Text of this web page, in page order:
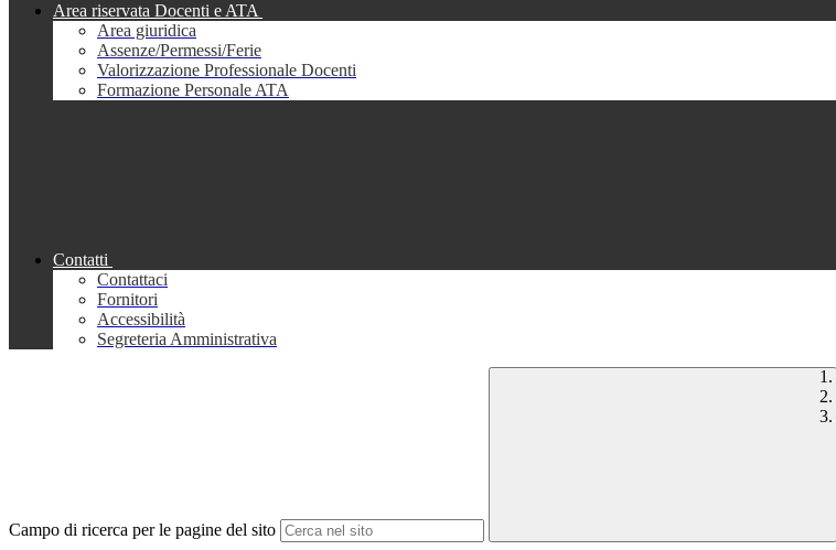
Area riservata Docenti e ATA
Area giuridica
Assenze/Permessi/Ferie
Valorizzazione Professionale Docenti
Formazione Personale ATA
Contatti
Contattaci
Fornitori
Accessibilità
Segreteria Amministrativa
Campo di ricerca per le pagine del sito